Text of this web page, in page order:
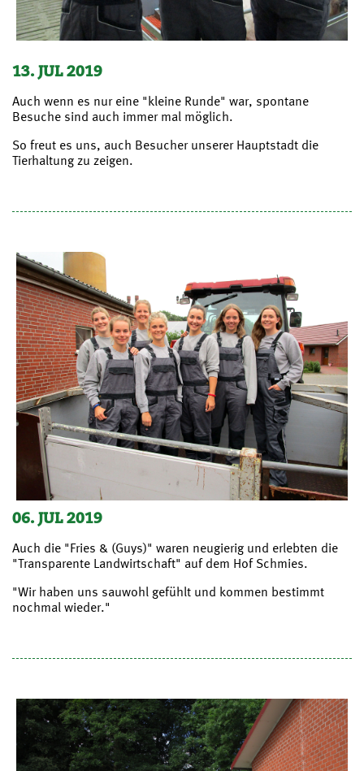
13. JUL 2019
Auch wenn es nur eine "kleine Runde" war, spontane
Besuche sind auch immer mal möglich.
So freut es uns, auch Besucher unserer Hauptstadt die
Tierhaltung zu zeigen.
06. JUL 2019
Auch die "Fries & (Guys)" waren neugierig und erlebten die
"Transparente Landwirtschaft" auf dem Hof Schmies.
"Wir haben uns sauwohl gefühlt und kommen bestimmt
nochmal wieder."